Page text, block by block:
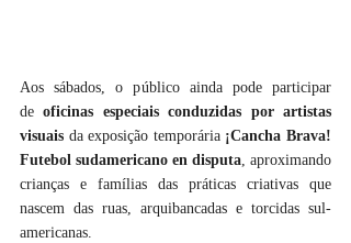
Aos sábados, o público ainda pode participar
de oficinas especiais conduzidas por artistas
visuais da exposição temporária ¡Cancha Brava!
Futebol sudamericano en disputa, aproximando
crianças e famílias das práticas criativas que
nascem das ruas, arquibancadas e torcidas sul-
americanas.